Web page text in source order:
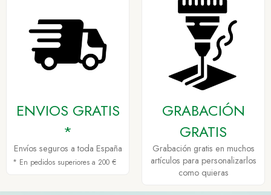
ENVIOS GRATIS
*
Envíos seguros a toda España
* En pedidos superiores a 200 €
GRABACIÓN
GRATIS
Grabación gratis en muchos
artículos para personalizarlos
como quieras